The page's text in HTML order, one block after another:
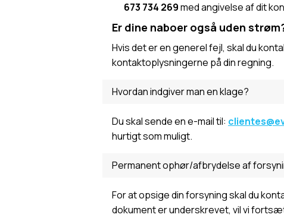
673 734 269med angivelse af dit
Er dine naboer også uden
Hvis det er en generel fejl, skal du
kontaktoplysningerne på din regning.
Hvordan indgiver man en klage?
Du skal sende en e-mail til:
hurtigt som muligt.
Permanent ophør/afbrydelse af
For at opsige din forsyning skal du
dokument er underskrevet, vil vi